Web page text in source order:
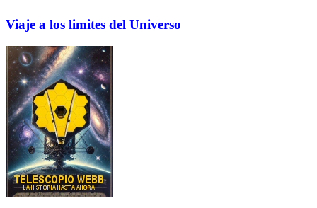
Viaje a los limites del Universo